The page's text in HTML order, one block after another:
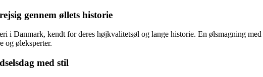
gennem øllets historie
i Danmark, kendt for deres højkvalitetsøl og lange historie. En ølsmagning
og øleksperter.
med stil